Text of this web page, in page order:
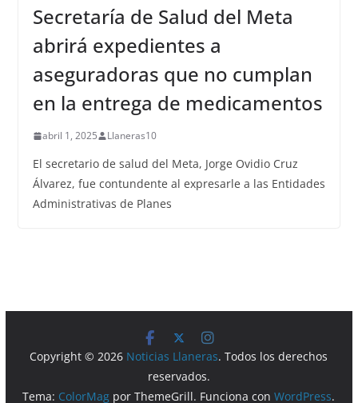
Secretaría de Salud del Meta
abrirá expedientes a
aseguradoras que no cumplan
en la entrega de medicamentos
abril 1, 2025 Llaneras10
El secretario de salud del Meta, Jorge Ovidio Cruz
Álvarez, fue contundente al expresarle a las Entidades
Administrativas de Planes
Copyright © 2026 Noticias Llaneras. Todos los derechos
reservados.
Tema: ColorMag por ThemeGrill. Funciona conWordPress.